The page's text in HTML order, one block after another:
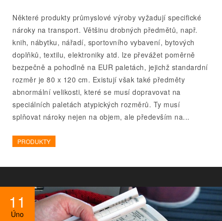
Některé produkty průmyslové výroby vyžadují specifické
nároky na transport. Většinu drobných předmětů, např.
knih, nábytku, nářadí, sportovního vybavení, bytových
doplňků, textilu, elektroniky atd. lze převážet poměrně
bezpečně a pohodlně na EUR paletách, jejichž standardní
rozměr je 80 x 120 cm. Existují však také předměty
abnormální velikosti, které se musí dopravovat na
speciálních paletách atypických rozměrů. Ty musí
splňovat nároky nejen na objem, ale především na...
PRODUKTY
11
Úno